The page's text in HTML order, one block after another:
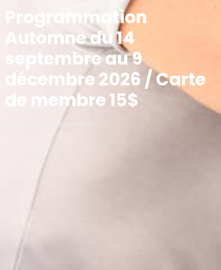
Programmation
Automne du 14
septembre au 9
décembre 2026 / Carte
de membre 15$
Accueil - Programmation